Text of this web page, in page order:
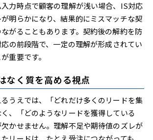
力時点で顧客の理解が浅い場合、IS対応
明らかになり、結果的にミスマッチな契
がることもあります。契約後の解約を防
の前段階で、一定の理解が形成されてい
重要です。
なく質を高める視点
うえでは、「どれだけ多くのリードを集
、「どのようなリードを獲得している
かせません。理解不足や期待値のズレが